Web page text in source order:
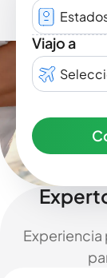
Viajo a